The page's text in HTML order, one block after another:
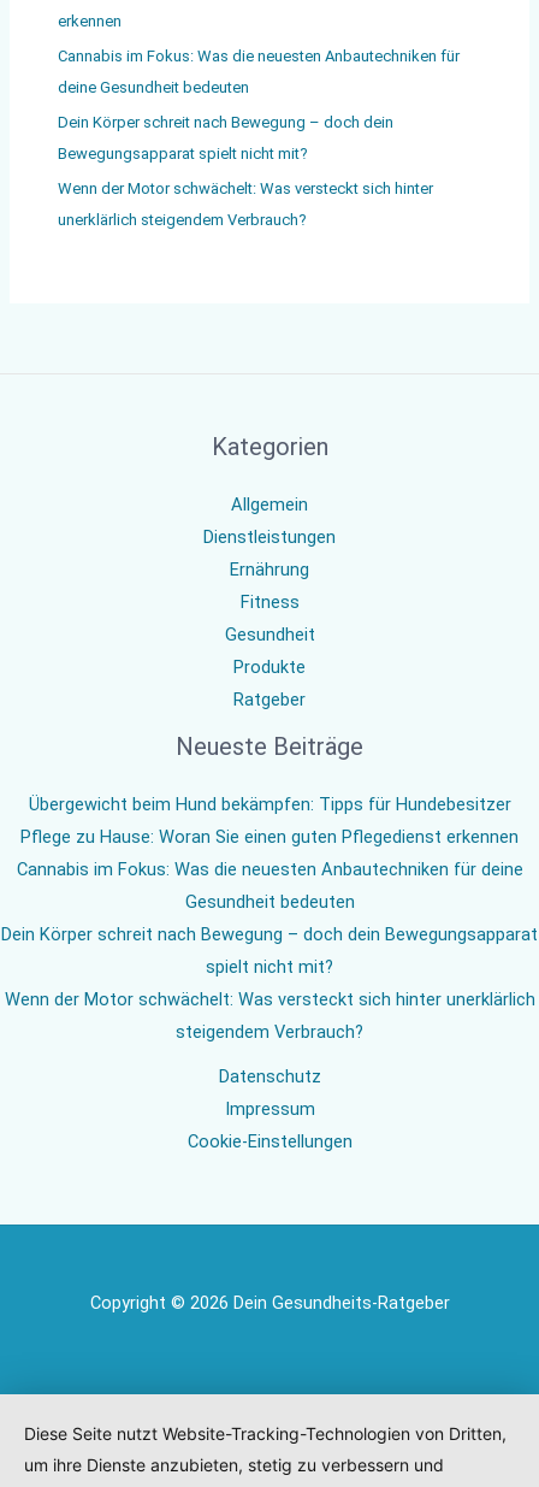
erkennen
Cannabis im Fokus: Was die neuesten Anbautechniken für
deine Gesundheit bedeuten
Dein Körper schreit nach Bewegung – doch dein
Bewegungsapparat spielt nicht mit?
Wenn der Motor schwächelt: Was versteckt sich hinter
unerklärlich steigendem Verbrauch?
Kategorien
Allgemein
Dienstleistungen
Ernährung
Fitness
Gesundheit
Produkte
Ratgeber
Neueste Beiträge
Übergewicht beim Hund bekämpfen: Tipps für Hundebesitzer
Pflege zu Hause: Woran Sie einen guten Pflegedienst erkennen
Cannabis im Fokus: Was die neuesten Anbautechniken für deine
Gesundheit bedeuten
Dein Körper schreit nach Bewegung – doch dein Bewegungsapparat
spielt nicht mit?
Wenn der Motor schwächelt: Was versteckt sich hinter unerklärlich
steigendem Verbrauch?
Datenschutz
Impressum
Cookie-Einstellungen
Copyright © 2026 Dein Gesundheits-Ratgeber
Diese Seite nutzt Website-Tracking-Technologien von Dritten,
um ihre Dienste anzubieten, stetig zu verbessern und